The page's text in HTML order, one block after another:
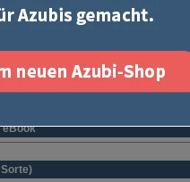
u. Veranstaltungsgastronomie
Teil 2
eBook